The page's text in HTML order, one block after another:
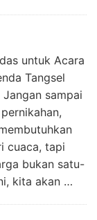
untuk Acara
Tangsel
sampai
cuaca, tapi
bukan satu-
kita akan …